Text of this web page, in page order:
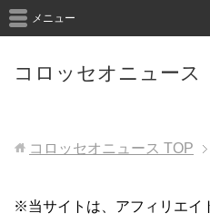
コロッセオニュース
メニュー
コロッセオニュース TOP
※当サイトは、アフィリエイ